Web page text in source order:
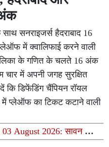
सनराइजर्स हैदराबाद 16
में क्वालिफाई करने वाली
के गणित के चलते 16 अंक
चार में अपनी जगह सुरक्षित
कि डिफेंडिंग चैंपियन रॉयल
प्लेऑफ का टिकट कटाने वाली
August 2026: सावन का
शनि की युति से जानिए